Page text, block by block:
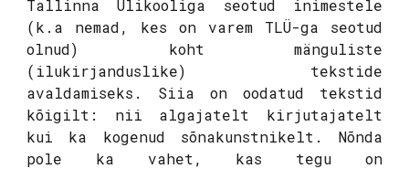
Tallinna Ülikooliga seotud inimestele
(k.a nemad, kes on varem TLÜ-ga seotud
olnud) koht mänguliste
(ilukirjanduslike) tekstide
avaldamiseks. Siia on oodatud tekstid
kõigilt: nii algajatelt kirjutajatelt
kui ka kogenud sõnakunstnikelt. Nõnda
pole ka vahet, kas tegu on